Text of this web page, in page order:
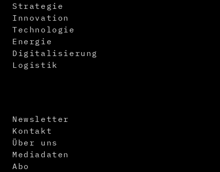
Strategie
Innovation
Technologie
Energie
Digitalisierung
Logistik
Newsletter
Kontakt
Über uns
Mediadaten
Abo